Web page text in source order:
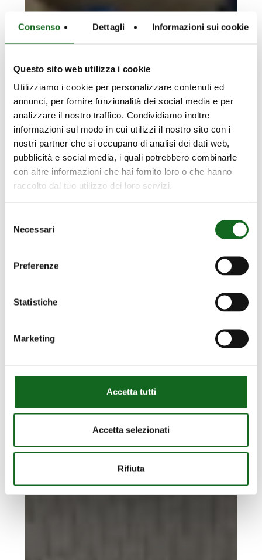
Consenso Dettagli Informazioni sui cookie
Questo sito web utilizza i cookie
Utilizziamo i cookie per personalizzare contenuti ed
annunci, per fornire funzionalità dei social media e per
analizzare il nostro traffico. Condividiamo inoltre
informazioni sul modo in cui utilizzi il nostro sito con i
nostri partner che si occupano di analisi dei dati web,
pubblicità e social media, i quali potrebbero combinarle
con altre informazioni che hai fornito loro o che hanno
raccolto dal tuo utilizzo dei loro servizi.
delNecessari
Preferenze
Statistiche
Marketing
Accetta tutti
Accetta selezionati
Rifiuta
Moos
–
en
Approvisionnement en eau